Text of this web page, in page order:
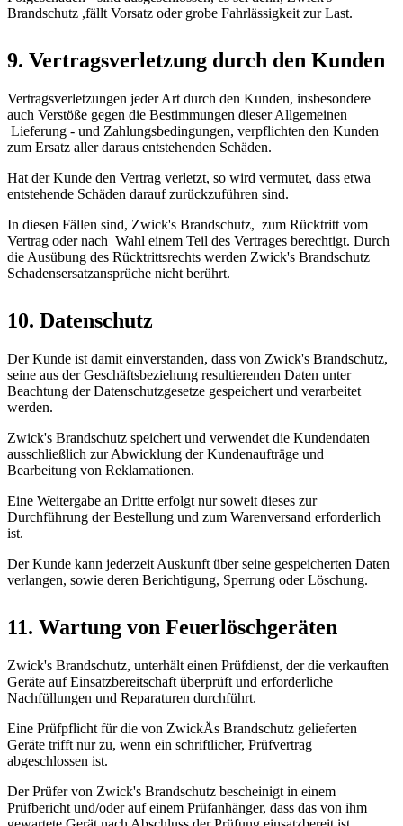
Brandschutz ,fällt Vorsatz oder grobe Fahrlässigkeit zur Last.
9. Vertragsverletzung durch den Kunden
Vertragsverletzungen jeder Art durch den Kunden, insbesondere
auch Verstöße gegen die Bestimmungen dieser Allgemeinen
Lieferung - und Zahlungsbedingungen, verpflichten den Kunden
zum Ersatz aller daraus entstehenden Schäden.
Hat der Kunde den Vertrag verletzt, so wird vermutet, dass etwa
entstehende Schäden darauf zurückzuführen sind.
In diesen Fällen sind, Zwick's Brandschutz, zum Rücktritt vom
Vertrag oder nach Wahl einem Teil des Vertrages berechtigt. Durch
die Ausübung des Rücktrittsrechts werden Zwick's Brandschutz
Schadensersatzansprüche nicht berührt.
10. Datenschutz
Der Kunde ist damit einverstanden, dass von Zwick's Brandschutz,
seine aus der Geschäftsbeziehung resultierenden Daten unter
Beachtung der Datenschutzgesetze gespeichert und verarbeitet
werden.
Zwick's Brandschutz speichert und verwendet die Kundendaten
ausschließlich zur Abwicklung der Kundenaufträge und
Bearbeitung von Reklamationen.
Eine Weitergabe an Dritte erfolgt nur soweit dieses zur
Durchführung der Bestellung und zum Warenversand erforderlich
ist.
Der Kunde kann jederzeit Auskunft über seine gespeicherten Daten
verlangen, sowie deren Berichtigung, Sperrung oder Löschung.
11. Wartung von Feuerlöschgeräten
Zwick's Brandschutz, unterhält einen Prüfdienst, der die verkauften
Geräte auf Einsatzbereitschaft überprüft und erforderliche
Nachfüllungen und Reparaturen durchführt.
Eine Prüfpflicht für die von ZwickÄs Brandschutz gelieferten
Geräte trifft nur zu, wenn ein schriftlicher, Prüfvertrag
abgeschlossen ist.
Der Prüfer von Zwick's Brandschutz bescheinigt in einem
Prüfbericht und/oder auf einem Prüfanhänger, dass das von ihm